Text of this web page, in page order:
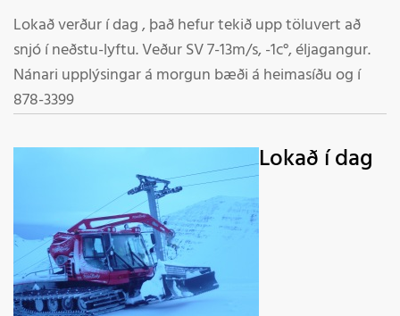
Lokað verður í dag , það hefur tekið upp töluvert að
snjó í neðstu-lyftu. Veður SV 7-13m/s, -1c°, éljagangur.
Nánari upplýsingar á morgun bæði á heimasíðu og í
878-3399
Lokað í dag